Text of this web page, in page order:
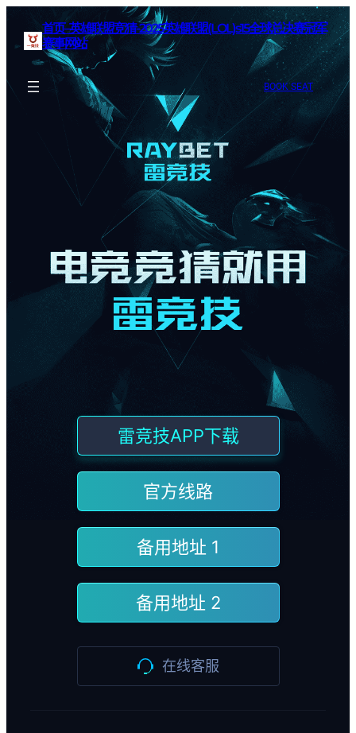
首页–英雄联盟竞猜-2025英雄联盟(LOL)s15全球总决赛冠军
赛事网站
BOOK SEAT